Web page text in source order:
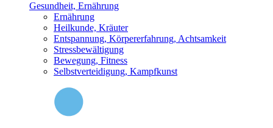
Gesundheit, Ernährung
Ernährung
Heilkunde, Kräuter
Entspannung, Körpererfahrung, Achtsamkeit
Stressbewältigung
Bewegung, Fitness
Selbstverteidigung, Kampfkunst